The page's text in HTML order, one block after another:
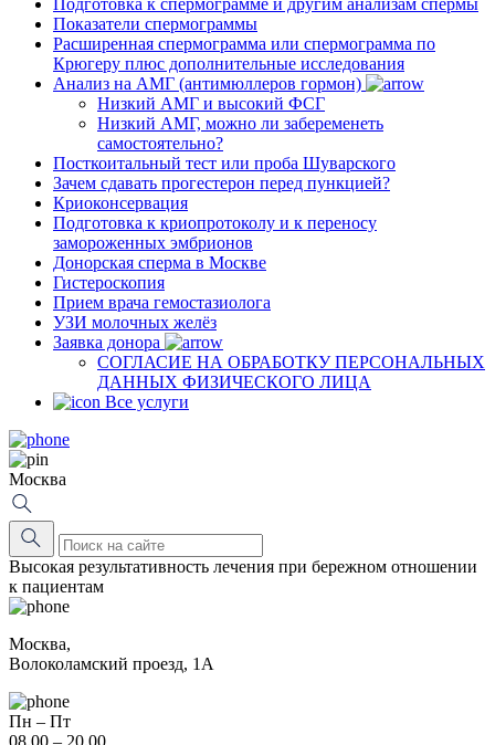
Подготовка к спермограмме и другим анализам спермы
Показатели спермограммы
Расширенная спермограмма или спермограмма по
Крюгеру плюс дополнительные исследования
Анализ на АМГ (антимюллеров гормон)
Низкий АМГ и высокий ФСГ
Низкий АМГ, можно ли забеременеть
самостоятельно?
Посткоитальный тест или проба Шуварского
Зачем сдавать прогестерон перед пункцией?
Криоконсервация
Подготовка к криопротоколу и к переносу
замороженных эмбрионов
Донорская сперма в Москве
Гистероскопия
Прием врача гемостазиолога
УЗИ молочных желёз
Заявка донора
СОГЛАСИЕ НА ОБРАБОТКУ ПЕРСОНАЛЬНЫХ
ДАННЫХ ФИЗИЧЕСКОГО ЛИЦА
Все услуги
Москва
Высокая результативность лечения при бережном отношении
к пациентам
Москва,
Волоколамский проезд, 1А
Пн – Пт
08.00 – 20.00